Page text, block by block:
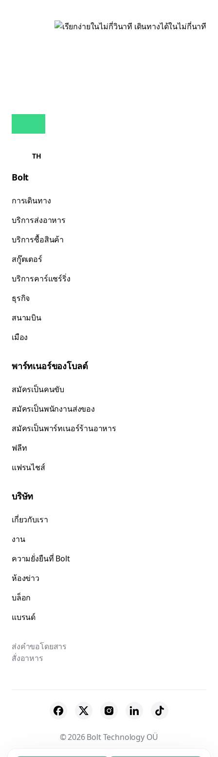
TH
Bolt
การเดินทาง
บริการส่งอาหาร
บริการซื้อสินค้า
สกู๊ตเตอร์
บริการคาร์แชร์ริ่ง
ธุรกิจ
สนามบิน
เมือง
พาร์ทเนอร์ของโบลต์
สมัครเป็นคนขับ
สมัครเป็นพนักงานส่งของ
สมัครเป็นพาร์ทเนอร์ร้านอาหาร
ฟลีท
แฟรนไชส์
บริษัท
เกี่ยวกับเรา
งาน
ความยั่งยืนที่ Bolt
ห้องข่าว
บล็อก
แบรนด์
ส่งคำขอโดยสาร
สั่งอาหาร
© 2026 Bolt Technology OÜ